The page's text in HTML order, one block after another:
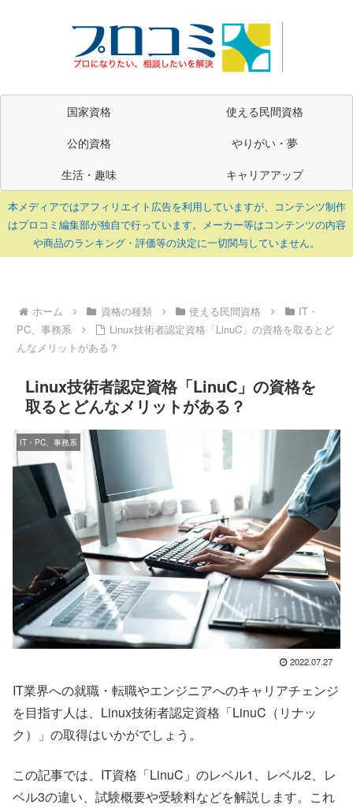
国家資格
使える民間資格
公的資格
やりがい・夢
生活・趣味
キャリアアップ
本メディアではアフィリエイト広告を利用していますが、コンテンツ制作
はプロコミ編集部が独自で行っています。メーカー等はコンテンツの内容
や商品のランキング・評価等の決定に一切関与していません。
ホーム 資格の種類 使える民間資格
IT・
PC、事務系
Linux技術者認定資格「LinuC」の資格を取るとど
んなメリットがある？
Linux技術者認定資格「LinuC」の資格を
取るとどんなメリットがある？
IT・PC、事務系
2022.07.27
IT業界への就職・転職やエンジニアへのキャリアチェンジ
を目指す人は、Linux技術者認定資格「LinuC（リナッ
ク）」の取得はいかがでしょう。
この記事では、IT資格「LinuC」のレベル1、レベル2、レ
ベル3の違い、試験概要や受験料などを解説します。これ